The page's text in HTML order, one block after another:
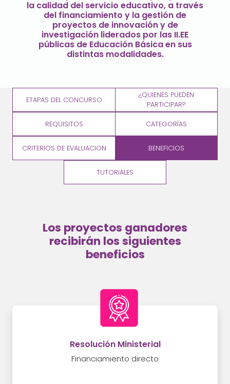
la calidad del servicio educativo, a través
del financiamiento y la gestión de
proyectos de innovación y de
investigación liderados por las II.EE
públicas de Educación Básica en sus
distintas modalidades.
ETAPAS DEL CONCURSO
¿QUIENES PUEDEN
PARTICIPAR?
REQUISITOS CATEGORÍAS
CRITERIOS DE EVALUACION BENEFICIOS
TUTORIALES
Los proyectos ganadores
recibirán los siguientes
beneficios
Resolución Ministerial
Financiamiento directo